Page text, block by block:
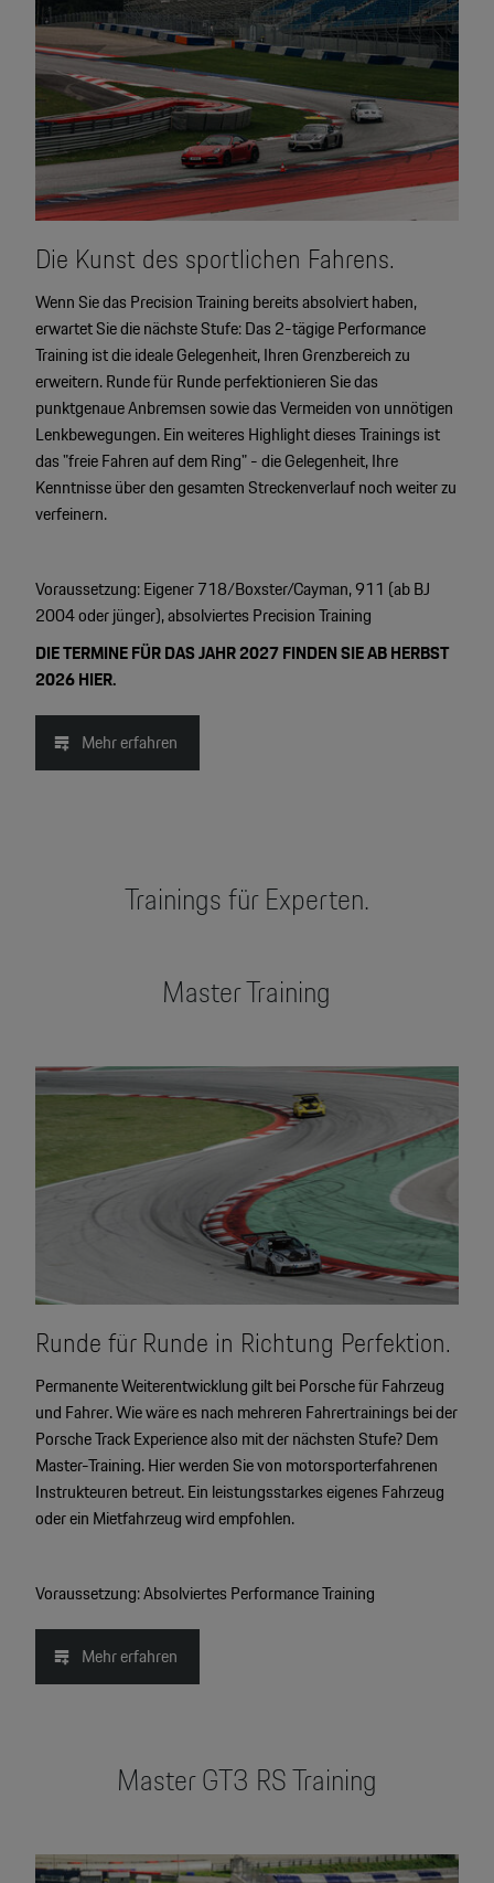
Die Kunst des sportlichen Fahrens.
Wenn Sie das Precision Training bereits absolviert haben,
erwartet Sie die nächste Stufe: Das 2-tägige Performance
Training ist die ideale Gelegenheit, Ihren Grenzbereich zu
erweitern. Runde für Runde perfektionieren Sie das
punktgenaue Anbremsen sowie das Vermeiden von unnötigen
Lenkbewegungen. Ein weiteres Highlight dieses Trainings ist
das "freie Fahren auf dem Ring" - die Gelegenheit, Ihre
Kenntnisse über den gesamten Streckenverlauf noch weiter zu
verfeinern.
Voraussetzung: Eigener 718/Boxster/Cayman, 911 (ab BJ
2004 oder jünger), absolviertes Precision Training
DIE TERMINE FÜR DAS JAHR 2027 FINDEN SIE AB HERBST
2026 HIER.
Mehr erfahren
Trainings für Experten.
Master Training
Runde für Runde in Richtung Perfektion.
Permanente Weiterentwicklung gilt bei Porsche für Fahrzeug
und Fahrer. Wie wäre es nach mehreren Fahrertrainings bei der
Porsche Track Experience also mit der nächsten Stufe? Dem
Master-Training. Hier werden Sie von motorsporterfahrenen
Instrukteuren betreut. Ein leistungsstarkes eigenes Fahrzeug
oder ein Mietfahrzeug wird empfohlen.
Voraussetzung: Absolviertes Performance Training
Mehr erfahren
Master GT3 RS Training